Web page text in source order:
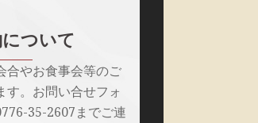
ついて
合やお食事会等のご
す。お問い合せフォ
35-2607までご連